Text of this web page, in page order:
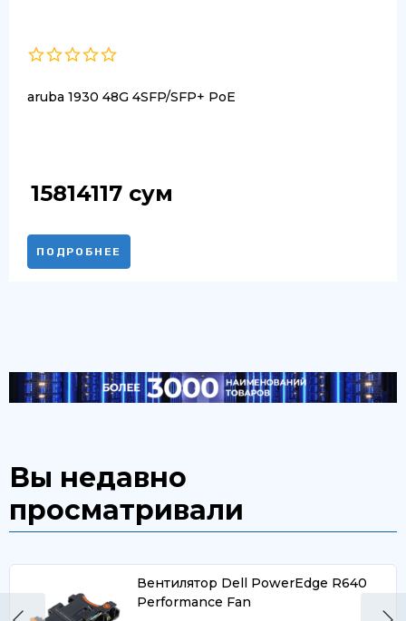
aruba 1930 48G 4SFP/SFP+ PoE
15814117 сум
ПОДРОБНЕЕ
Вы недавно
просматривали
Вентилятор Dell PowerEdge R640
Performance Fan